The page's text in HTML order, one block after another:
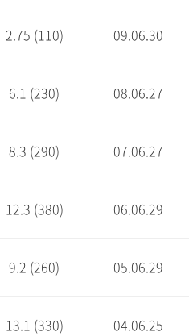
2.75 (110) 09.06.30
6.1 (230) 08.06.27
8.3 (290) 07.06.27
12.3 (380) 06.06.29
9.2 (260) 05.06.29
13.1 (330) 04.06.25